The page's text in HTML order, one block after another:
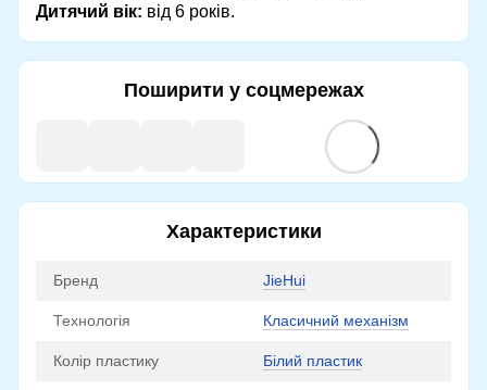
Дитячий вік: від 6 років.
Поширити у соцмережах
Характеристики
Бренд JieHui
Технологія Класичний механізм
Колір пластику Білий пластик